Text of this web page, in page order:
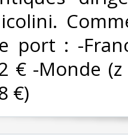
port : -
€ -Monde
€)